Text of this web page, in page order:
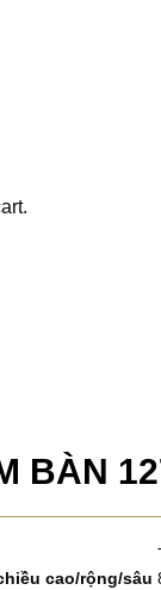
BÀN
cao/rộng/sâu